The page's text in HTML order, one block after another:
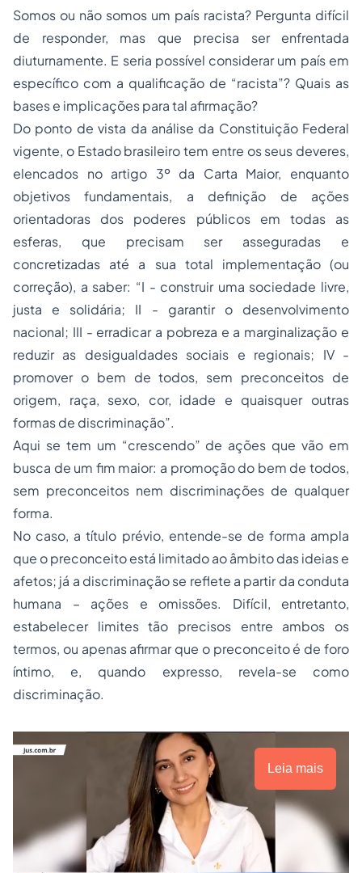
Somos ou não somos um país racista? Pergunta difícil
de responder, mas que precisa ser enfrentada
diuturnamente. E seria possível considerar um país em
específico com a qualificação de “racista”? Quais as
bases e implicações para tal afirmação?
Do ponto de vista da análise da Constituição Federal
vigente, o Estado brasileiro tem entre os seus deveres,
elencados no artigo 3º da Carta Maior, enquanto
objetivos fundamentais, a definição de ações
orientadoras dos poderes públicos em todas as
esferas, que precisam ser asseguradas e
concretizadas até a sua total implementação (ou
correção), a saber: “I - construir uma sociedade livre,
justa e solidária; II - garantir o desenvolvimento
nacional; III - erradicar a pobreza e a marginalização e
reduzir as desigualdades sociais e regionais; IV -
promover o bem de todos, sem preconceitos de
origem, raça, sexo, cor, idade e quaisquer outras
formas de discriminação”.
Aqui se tem um “crescendo” de ações que vão em
busca de um fim maior: a promoção do bem de todos,
sem preconceitos nem discriminações de qualquer
forma.
No caso, a título prévio, entende-se de forma ampla
que o preconceito está limitado ao âmbito das ideias e
afetos; já a discriminação se reflete a partir da conduta
humana – ações e omissões. Difícil, entretanto,
estabelecer limites tão precisos entre ambos os
termos, ou apenas afirmar que o preconceito é de foro
íntimo, e, quando expresso, revela-se como
discriminação.
Leia mais